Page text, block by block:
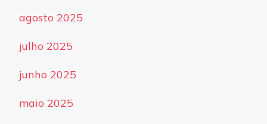
agosto 2025
julho 2025
junho 2025
maio 2025